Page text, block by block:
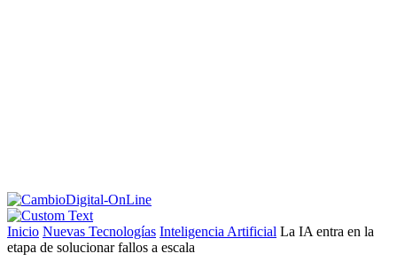
Inicio Nuevas Tecnologías Inteligencia Artificial La IA entra en la
etapa de solucionar fallos a escala